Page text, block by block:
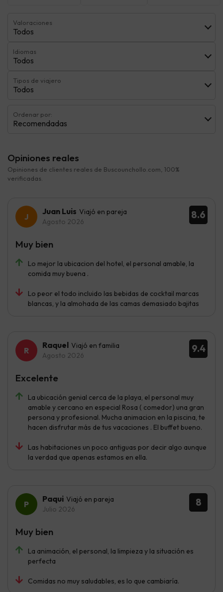
Valoraciones
Todos
Idiomas
Todos
Tipos de viajero
Todos
Ordenar por:
Recomendadas
Opiniones reales
Opiniones de clientes reales de Buscounchollo.com, 100%
verificadas.
8.6
Juan Luis Viajó en pareja
Agosto 2026
Lo mejor la ubicacion del hotel, el personal amable, la
comida muy buena .
Lo peor el todo incluido las bebidas de cocktail marcas
blancas, y la almohada de las camas demasiado bajitas
Muy bien
9.4
Raquel Viajó en familia
Agosto 2026
La ubicación genial cerca de la playa, el personal muy
amable y cercano en especial Rosa ( comedor) una gran
persona y profesional. Mucha animacion en la piscina, te
hacen disfrutar más de tus vacaciones . El buffet bueno.
Las habitaciones un poco antiguas por decir algo aunque
la verdad que apenas estamos en ella.
Excelente
8
Paqui Viajó en pareja
Julio 2026
La animación, el personal, la limpieza y la situación es
perfecta
Comidas no muy saludables, es lo que cambiaría.
Muy bien